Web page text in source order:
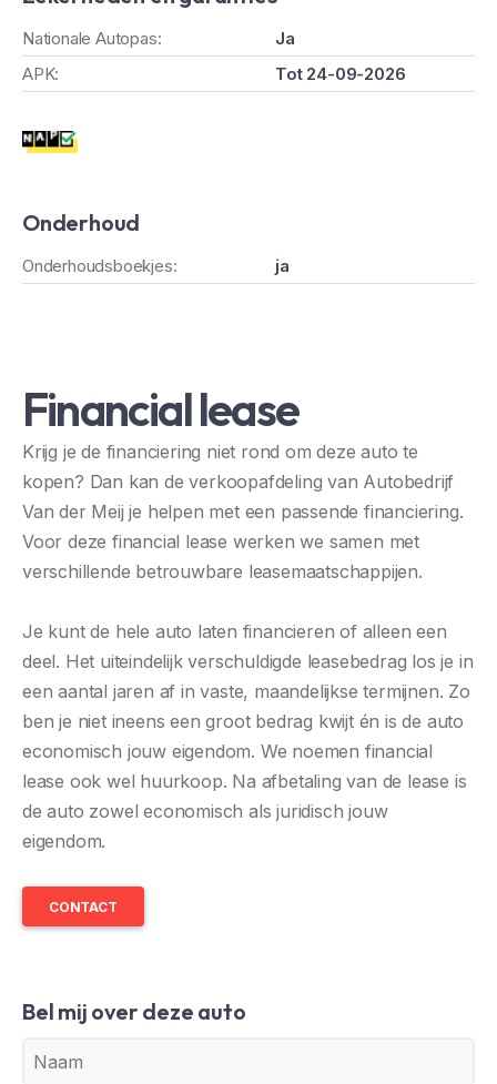
Nationale Autopas:
Ja
APK:
Tot 24-09-2026
Onderhoud
Onderhoudsboekjes: ja
Financial lease
Krijg je de financiering niet rond om deze auto te
kopen? Dan kan de verkoopafdeling van Autobedrijf
Van der Meij je helpen met een passende financiering.
Voor deze financial lease werken we samen met
verschillende betrouwbare leasemaatschappijen.
Je kunt de hele auto laten financieren of alleen een
deel. Het uiteindelijk verschuldigde leasebedrag los je in
een aantal jaren af in vaste, maandelijkse termijnen. Zo
ben je niet ineens een groot bedrag kwijt én is de auto
economisch jouw eigendom. We noemen financial
lease ook wel huurkoop. Na afbetaling van de lease is
de auto zowel economisch als juridisch jouw
eigendom.
CONTACT
Bel mij over deze auto